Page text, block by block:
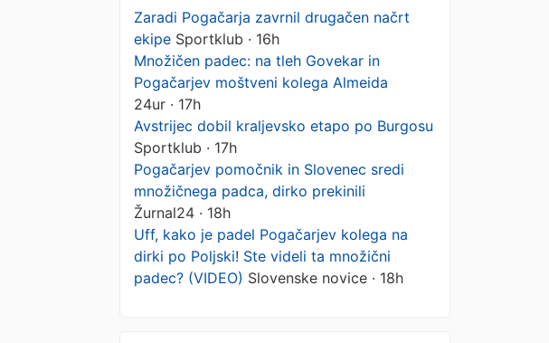
Zaradi Pogačarja zavrnil drugačen načrt
ekipe Sportklub · 16h
Množičen padec: na tleh Govekar in
Pogačarjev moštveni kolega Almeida
24ur · 17h
Avstrijec dobil kraljevsko etapo po Burgosu
Sportklub · 17h
Pogačarjev pomočnik in Slovenec sredi
množičnega padca, dirko prekinili
Žurnal24 · 18h
Uff, kako je padel Pogačarjev kolega na
dirki po Poljski! Ste videli ta množični
padec? (VIDEO) Slovenske novice · 18h